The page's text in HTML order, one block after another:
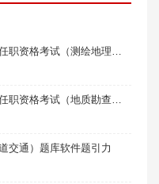
交通）题库软件题引力